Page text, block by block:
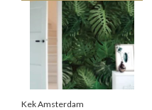
Kek Amsterdam